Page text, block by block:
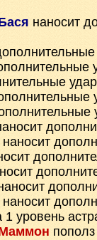
наносит
наносит
наносит
уровень
пополз